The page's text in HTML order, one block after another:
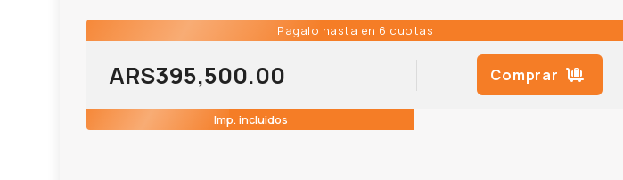
Pagalo hasta en 6 cuotas
ARS395,500.00 Comprar
Imp. incluidos